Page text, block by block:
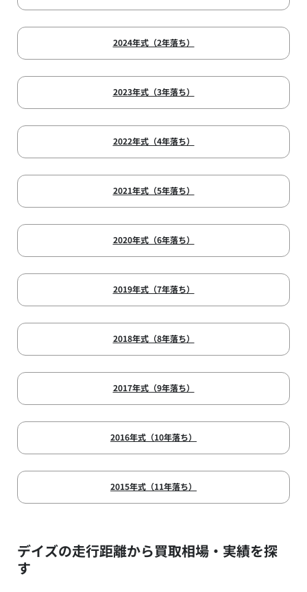
2024年式（2年落ち）
2023年式（3年落ち）
2022年式（4年落ち）
2021年式（5年落ち）
2020年式（6年落ち）
2019年式（7年落ち）
2018年式（8年落ち）
2017年式（9年落ち）
2016年式（10年落ち）
2015年式（11年落ち）
デイズの走行距離から買取相場・実績を探
す